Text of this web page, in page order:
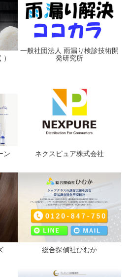
一般社団法人 雨漏り検診技術開
発研究所
ン ネクスピュア株式会社
総合探偵社ひむか